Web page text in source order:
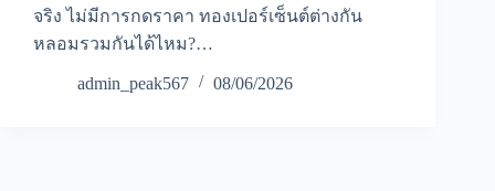
จริง ไม่มีการกดราคา ทองเปอร์เซ็นต์ต่างกัน
หลอมรวมกันได้ไหม?…
admin_peak567 08/06/2026